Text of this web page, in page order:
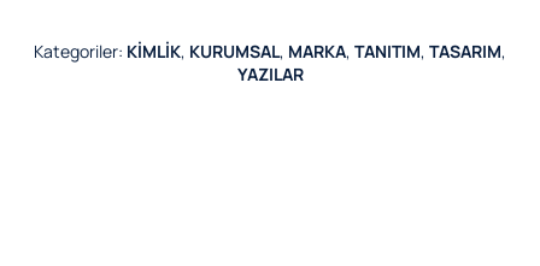
Kategoriler: KİMLİK, KURUMSAL, MARKA, TANITIM, TASARIM,
YAZILAR